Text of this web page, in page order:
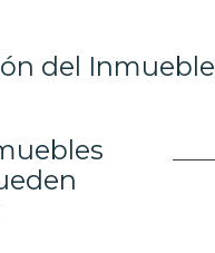
del Inmueble